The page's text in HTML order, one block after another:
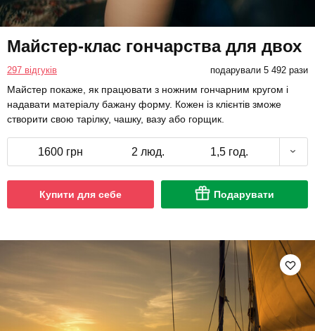
Майстер-клас гончарства для двох
297 відгуків подарували 5 492 рази
Майстер покаже, як працювати з ножним гончарним кругом і
надавати матеріалу бажану форму. Кожен із клієнтів зможе
створити свою тарілку, чашку, вазу або горщик.
1600 грн 2 люд. 1,5 год.
Купити для себе Подарувати